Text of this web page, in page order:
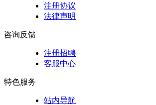
注册协议
法律声明
咨询反馈
注册招聘
客服中心
特色服务
站内导航